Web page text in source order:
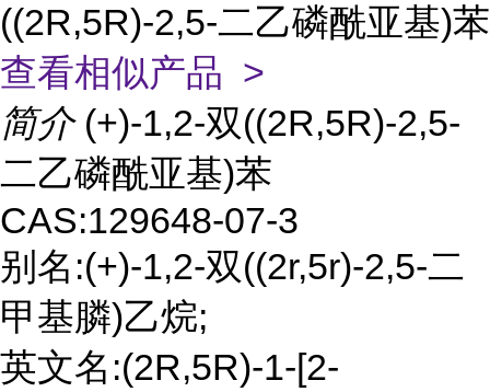
((2R,5R)-2,5-二乙磷酰亚基)苯
查看相似产品 >
简介 (+)-1,2-双((2R,5R)-2,5-
二乙磷酰亚基)苯
CAS:129648-07-3
别名:(+)-1,2-双((2r,5r)-2,5-二
甲基膦)乙烷;
英文名:(2R,5R)-1-[2-